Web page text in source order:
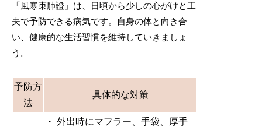
「風寒束肺證」は、日頃から少しの心がけと工
夫で予防できる病気です。自身の体と向き合
い、健康的な生活習慣を維持していきましょ
う。
予防方
法
具体的な対策
・ 外出時にマフラー、手袋、厚手